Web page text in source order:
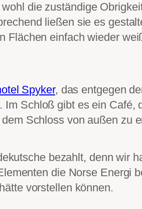
die zuständige
ließen sie es
einfach wieder
Spyker, das entgegen
Schloß gibt es ein Café,
Schloss von außen zu
bezahlt, denn wir
die Norse Energi
vorstellen können.